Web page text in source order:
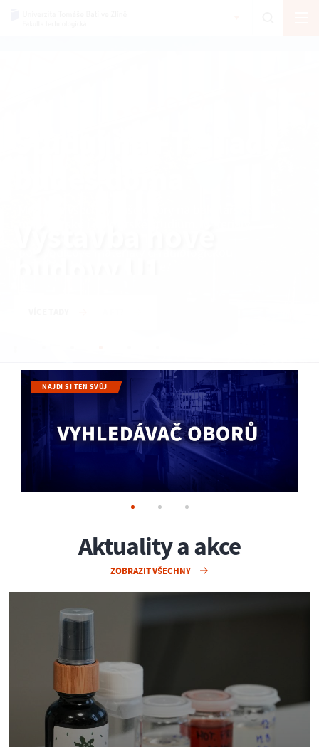
NAJDI SI TEN SVŮJ
Aktuality a akce
ZOBRAZIT VŠECHNY